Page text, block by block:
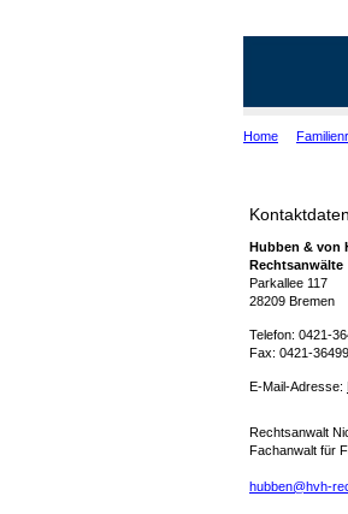
Home
Hubben & von
Rechtsanwälte
Parkallee 117
28209 Bremen
Telefon: 0421-
Fax: 0421-
E-Mail-Adresse:
Rechtsanwalt
Fachanwalt für
hubben@hvh-